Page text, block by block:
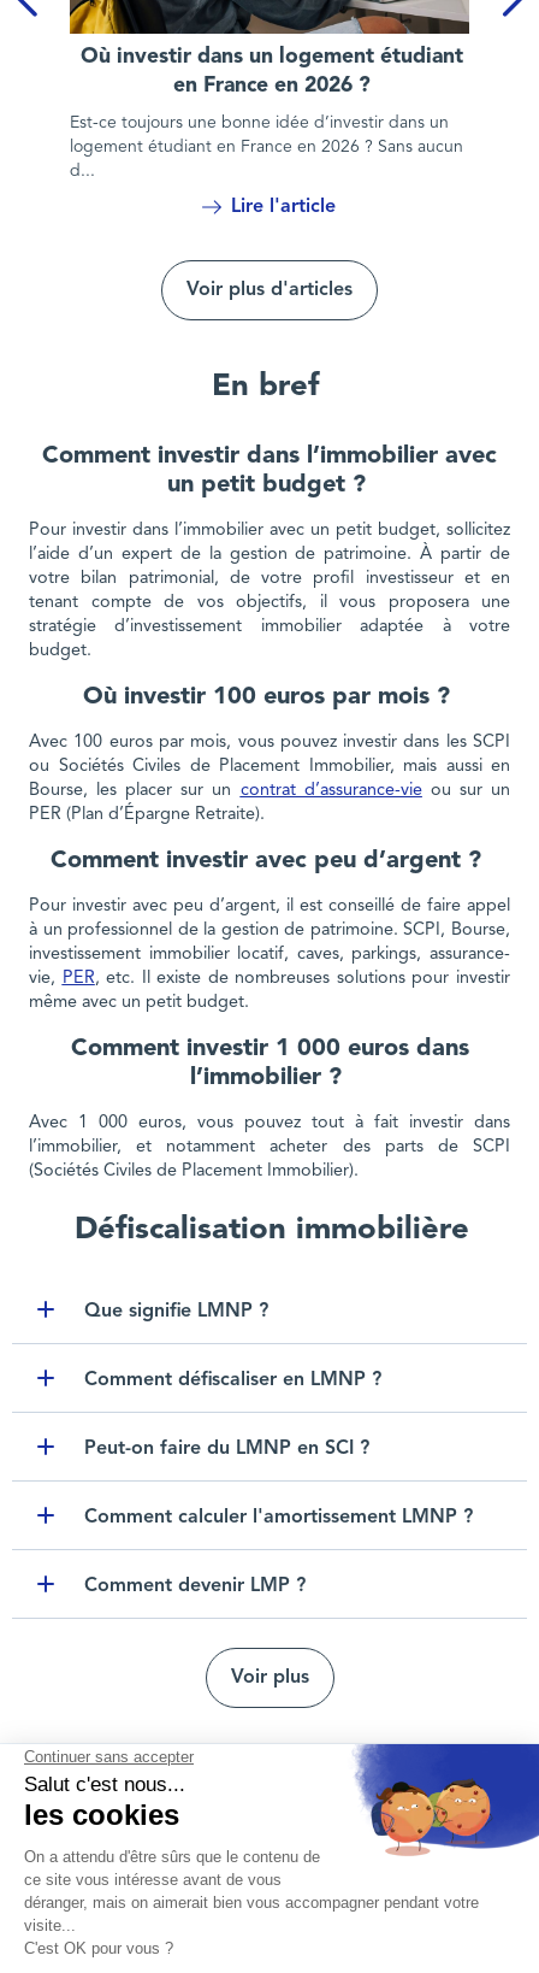
Où investir dans un logement étudiant en France en 2026 ?
Où investir dans un logement étudiant
en France en 2026 ?
Est-ce toujours une bonne idée d’investir dans un
logement étudiant en France en 2026 ? Sans aucun
d...
Lire l'article
Voir plus d'articles
En bref
Comment investir dans l’immobilier avec
un petit budget ?
Pour investir dans l’immobilier avec un petit budget, sollicitez
l’aide d’un expert de la gestion de patrimoine. À partir de
votre bilan patrimonial, de votre profil investisseur et en
tenant compte de vos objectifs, il vous proposera une
stratégie d’investissement immobilier adaptée à votre
budget.
Où investir 100 euros par mois ?
Avec 100 euros par mois, vous pouvez investir dans les SCPI
ou Sociétés Civiles de Placement Immobilier, mais aussi en
Bourse, les placer sur un contrat d’assurance-vieou sur un
PER (Plan d’Épargne Retraite).
Comment investir avec peu d’argent ?
Pour investir avec peu d’argent, il est conseillé de faire appel
à un professionnel de la gestion de patrimoine. SCPI, Bourse,
investissement immobilier locatif, caves, parkings, assurance-
vie, PER, etc. Il existe de nombreuses solutions pour investir
même avec un petit budget.
Comment investir 1 000 euros dans
l’immobilier ?
Avec 1 000 euros, vous pouvez tout à fait investir dans
l’immobilier, et notamment acheter des parts de SCPI
(Sociétés Civiles de Placement Immobilier).
Défiscalisation immobilière
Que signifie LMNP ?
Comment défiscaliser en LMNP ?
Peut-on faire du LMNP en SCI ?
Comment calculer l'amortissement LMNP ?
Comment devenir LMP ?
Voir plus
Protection des données personnelles